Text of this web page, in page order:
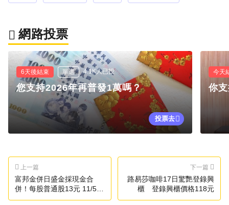
網路投票
6天後結束 單選 4.1K人已投
您支持2026年再普發1萬嗎？
投票去
今天
你
上一篇
富邦金併日盛金採現金合
併！每股普通股13元 11/5開
股東臨時會
下一篇
路易莎咖啡17日驚艷登錄興
櫃 登錄興櫃價格118元